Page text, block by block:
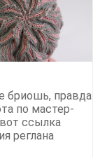
бриошь, правда
по мастер-
ссылка
реглана